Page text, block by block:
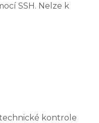
SSH. Nelze k
kontrole